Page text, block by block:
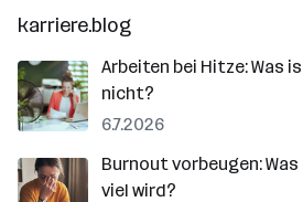
karriere.blog
Arbeiten bei Hitze: Was
nicht?
6.7.2026
Burnout vorbeugen:
viel wird?